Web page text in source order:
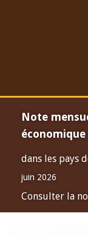
Note
économique
dans les pays
juin 2026
Consulter la